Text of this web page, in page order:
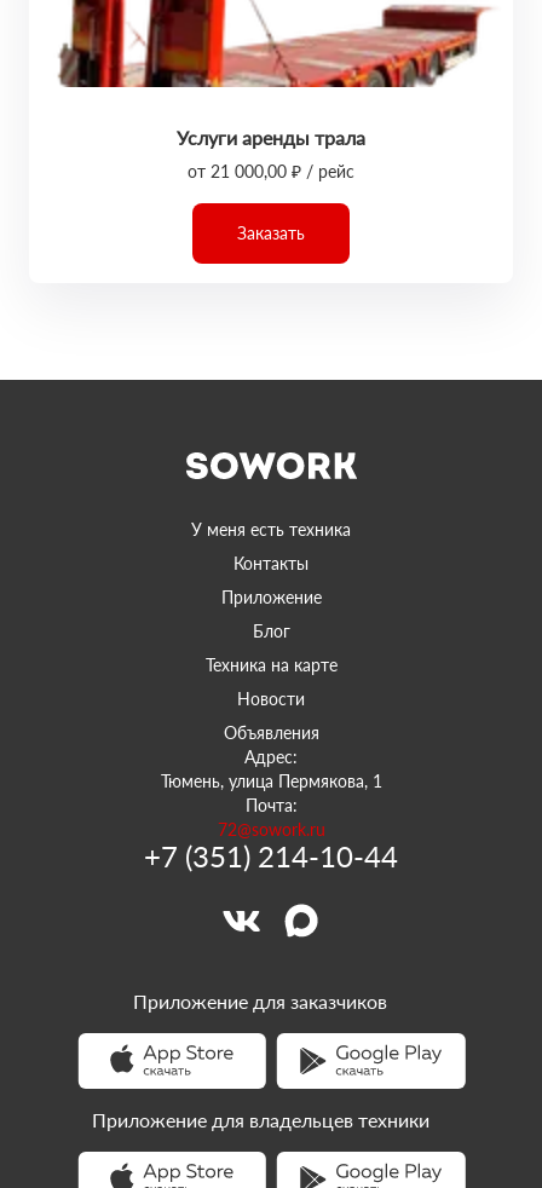
Услуги аренды трала
от 21 000,00 ₽ / рейс
Заказать
У меня есть техника
Контакты
Приложение
Блог
Техника на карте
Новости
Объявления
Адрес:
Тюмень, улица Пермякова, 1
Почта:
72@sowork.ru
+7 (351) 214-10-44
Приложение для заказчиков
Приложение для владельцев техники